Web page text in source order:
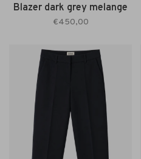
Blazer dark grey melange
€450,00